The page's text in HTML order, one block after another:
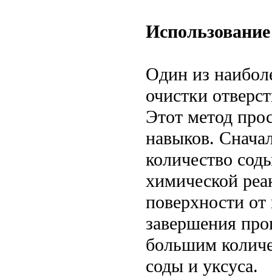
Один из
очистки
Этот метод
навыков.
количество
химической
поверхности
завершения
большим
соды и уксуса.